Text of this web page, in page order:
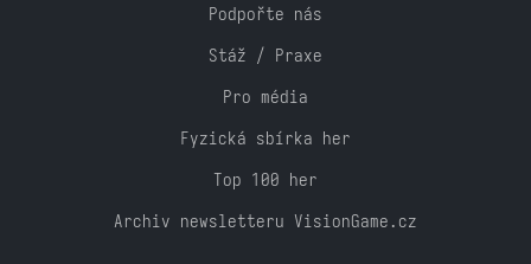
Podpořte nás
Stáž / Praxe
Pro média
Fyzická sbírka her
Top 100 her
Archiv newsletteru VisionGame.cz